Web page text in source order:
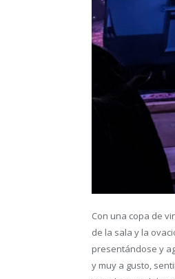
Con una copa de
de la sala y la
presentándose y
y muy a gusto,